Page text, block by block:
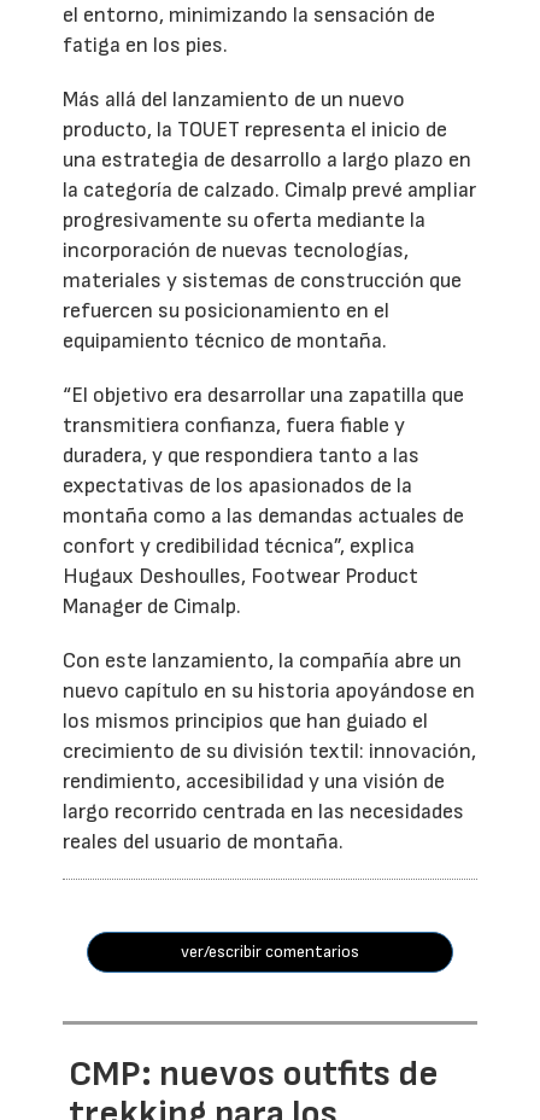
el entorno, minimizando la sensación de
fatiga en los pies.
Más allá del lanzamiento de un nuevo
producto, la TOUET representa el inicio de
una estrategia de desarrollo a largo plazo en
la categoría de calzado. Cimalp prevé ampliar
progresivamente su oferta mediante la
incorporación de nuevas tecnologías,
materiales y sistemas de construcción que
refuercen su posicionamiento en el
equipamiento técnico de montaña.
“El objetivo era desarrollar una zapatilla que
transmitiera confianza, fuera fiable y
duradera, y que respondiera tanto a las
expectativas de los apasionados de la
montaña como a las demandas actuales de
confort y credibilidad técnica”, explica
Hugaux Deshoulles, Footwear Product
Manager de Cimalp.
Con este lanzamiento, la compañía abre un
nuevo capítulo en su historia apoyándose en
los mismos principios que han guiado el
crecimiento de su división textil: innovación,
rendimiento, accesibilidad y una visión de
largo recorrido centrada en las necesidades
reales del usuario de montaña.
ver/escribir comentarios
CMP: nuevos outfits de